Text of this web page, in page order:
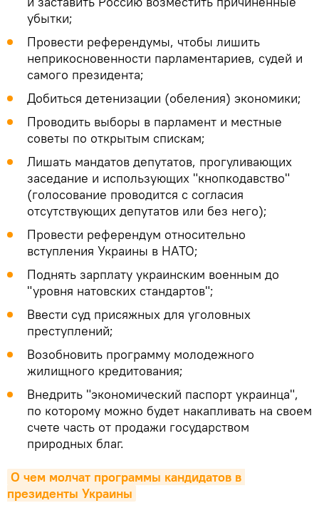
убытки;
Провести референдумы, чтобы лишить
неприкосновенности парламентариев, судей и
самого президента;
Добиться детенизации (обеления) экономики;
Проводить выборы в парламент и местные
советы по открытым спискам;
Лишать мандатов депутатов, прогуливающих
заседание и использующих "кнопкодавство"
(голосование проводится с согласия
отсутствующих депутатов или без него);
Провести референдум относительно
вступления Украины в НАТО;
Поднять зарплату украинским военным до
"уровня натовских стандартов";
Ввести суд присяжных для уголовных
преступлений;
Возобновить программу молодежного
жилищного кредитования;
Внедрить "экономический паспорт украинца",
по которому можно будет накапливать на своем
счете часть от продажи государством
природных благ.
О чем молчат программы кандидатов в
президенты Украины